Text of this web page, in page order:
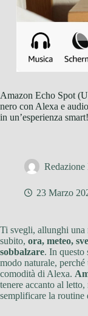
Amazon Echo Spot
nero con Alexa e
in un’esperienza smart!
23 Marzo
Ti svegli, allunghi una
subito, ora, meteo,
sobbalzare. In questo
modo naturale,
comodità di Alexa.
tenere accanto al
semplificare la routine